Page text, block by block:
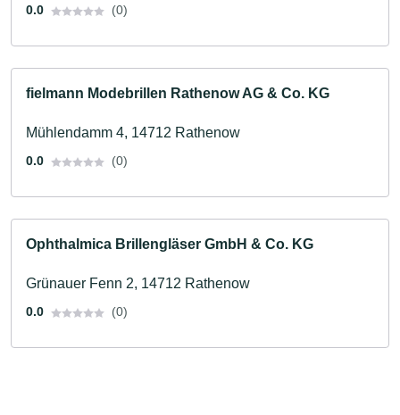
0.0 (0)
fielmann Modebrillen Rathenow AG & Co. KG
Mühlendamm 4, 14712 Rathenow
0.0 (0)
Ophthalmica Brillengläser GmbH & Co. KG
Grünauer Fenn 2, 14712 Rathenow
0.0 (0)